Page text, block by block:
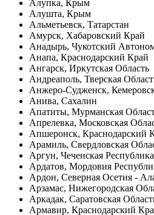
Алупка, Крым
Алушта, Крым
Альметьевск, Татарстан
Амурск, Хабаровский Край
Анадырь, Чукотский
Анапа, Краснодарский Край
Ангарск, Иркутская Область
Андреаполь, Тверская
Анжеро-Судженск,
Анива, Сахалин
Апатиты, Мурманская
Апрелевка, Московская
Апшеронск, Краснодарский
Арамиль, Свердловская
Аргун, Чеченская Республика
Ардатов, Мордовия
Ардон, Северная Осетия -
Арзамас, Нижегородская
Аркадак, Саратовская
Армавир, Краснодарский